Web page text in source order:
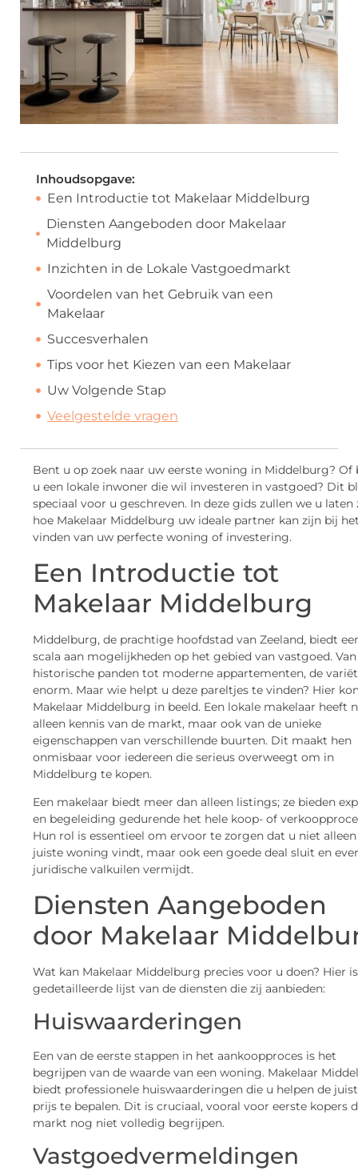
Inhoudsopgave:
Een Introductie tot Makelaar Middelburg
Diensten Aangeboden door Makelaar
Middelburg
Inzichten in de Lokale Vastgoedmarkt
Voordelen van het Gebruik van een
Makelaar
Succesverhalen
Tips voor het Kiezen van een Makelaar
Uw Volgende Stap
Veelgestelde vragen
Bent u op zoek naar uw eerste woning in Middelburg? Of
u een lokale inwoner die wil investeren in vastgoed? Dit
speciaal voor u geschreven. In deze gids zullen we u laten
hoe Makelaar Middelburg uw ideale partner kan zijn bij
vinden van uw perfecte woning of investering.
Een Introductie tot
Makelaar Middelburg
Middelburg, de prachtige hoofdstad van Zeeland, biedt
scala aan mogelijkheden op het gebied van vastgoed. Van
historische panden tot moderne appartementen, de
enorm. Maar wie helpt u deze pareltjes te vinden? Hier
Makelaar Middelburg in beeld. Een lokale makelaar heeft
alleen kennis van de markt, maar ook van de unieke
eigenschappen van verschillende buurten. Dit maakt hen
onmisbaar voor iedereen die serieus overweegt om in
Middelburg te kopen.
Een makelaar biedt meer dan alleen listings; ze bieden
en begeleiding gedurende het hele koop- of
Hun rol is essentieel om ervoor te zorgen dat u niet
juiste woning vindt, maar ook een goede deal sluit en
juridische valkuilen vermijdt.
Diensten Aangeboden
door Makelaar
Wat kan Makelaar Middelburg precies voor u doen? Hier
gedetailleerde lijst van de diensten die zij aanbieden:
Huiswaarderingen
Een van de eerste stappen in het aankoopproces is het
begrijpen van de waarde van een woning. Makelaar
biedt professionele huiswaarderingen die u helpen de
prijs te bepalen. Dit is cruciaal, vooral voor eerste kopers
markt nog niet volledig begrijpen.
Vastgoedvermeldingen